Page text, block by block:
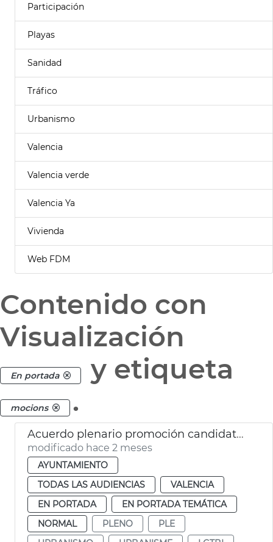
Participación
Playas
Sanidad
Tráfico
Urbanismo
Valencia
Valencia verde
Valencia Ya
Vivienda
Web FDM
Contenido con
Visualización
En portada y etiqueta
mocions .
Acuerdo plenario promoción candidatura Corpus Patrimonio Cultural Unesco
modificado hace 2 meses
AYUNTAMIENTO
TODAS LAS AUDIENCIAS
VALENCIA
EN PORTADA
EN PORTADA TEMÁTICA
NORMAL
PLENO
PLE